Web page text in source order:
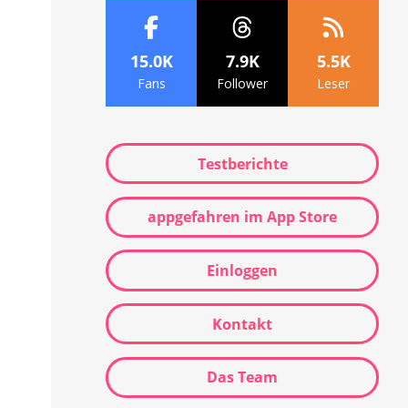
15.0K
Fans
7.9K
Follower
5.5K
Leser
Testberichte
appgefahren im App Store
Einloggen
Kontakt
Das Team